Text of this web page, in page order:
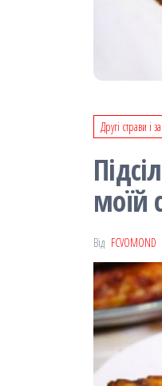
Другі страви і
моїй
Від FCVOMOND